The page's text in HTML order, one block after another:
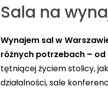
Sala na
Wynajem sal w
różnych potrzebach –
tętniącej życiem stolicy,
działalności, sale